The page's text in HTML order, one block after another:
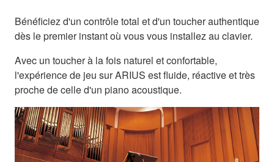
Bénéficiez d'un contrôle total et d'un toucher authentique
dès le premier instant où vous vous installez au clavier.
Avec un toucher à la fois naturel et confortable,
l'expérience de jeu sur ARIUS est fluide, réactive et très
proche de celle d'un piano acoustique.